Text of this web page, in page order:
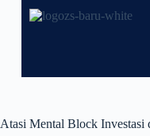
Atasi Mental Block Investasi